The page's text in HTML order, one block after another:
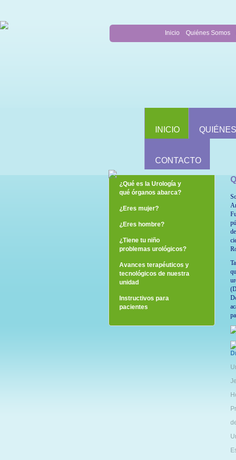
Quiénes Somos
Inicio
INICIO
CONTACTO
¿Qué es la Urología y
qué órganos abarca?
¿Eres mujer?
¿Eres hombre?
¿Tiene tu niño
problemas urológicos?
Avances terapéuticos y
tecnológicos de nuestra
unidad
Instructivos para
pacientes